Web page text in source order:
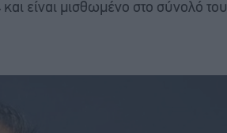
είναι μισθωμένο στο σύνολό του